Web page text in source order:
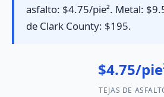
asfalto: $4.75/pie². Metal:
de Clark County: $195.
$4.75/
TEJAS DE